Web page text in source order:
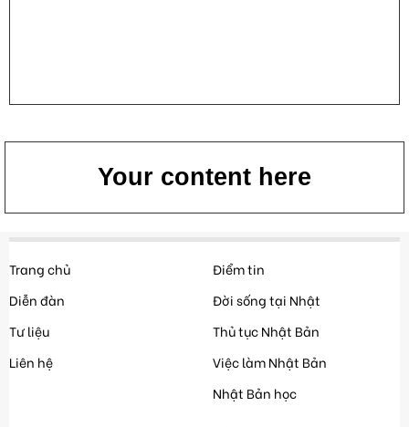
Your content here
Trang chủ
Diễn đàn
Tư liệu
Liên hệ
Điểm tin
Đời sống tại Nhật
Thủ tục Nhật Bản
Việc làm Nhật Bản
Nhật Bản học